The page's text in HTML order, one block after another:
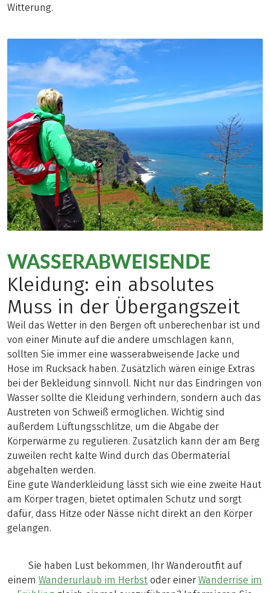
Witterung.
WASSERABWEISENDE
Kleidung: ein absolutes
Muss in der Übergangszeit
Weil das Wetter in den Bergen oft unberechenbar ist und
von einer Minute auf die andere umschlagen kann,
sollten Sie immer eine wasserabweisende Jacke und
Hose im Rucksack haben. Zusätzlich wären einige Extras
bei der Bekleidung sinnvoll. Nicht nur das Eindringen von
Wasser sollte die Kleidung verhindern, sondern auch das
Austreten von Schweiß ermöglichen. Wichtig sind
außerdem Lüftungsschlitze, um die Abgabe der
Körperwärme zu regulieren. Zusätzlich kann der am Berg
zuweilen recht kalte Wind durch das Obermaterial
abgehalten werden.
Eine gute Wanderkleidung lässt sich wie eine zweite Haut
am Körper tragen, bietet optimalen Schutz und sorgt
dafür, dass Hitze oder Nässe nicht direkt an den Körper
gelangen.
Sie haben Lust bekommen, Ihr Wanderoutfit auf
einem Wanderurlaub im Herbstoder einer Wanderrise im